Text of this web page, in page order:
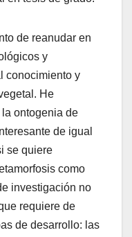
de reanudar en
y
conocimiento y
He
ontogenia de
de igual
se quiere
como
investigación no
requiere de
de desarrollo: las